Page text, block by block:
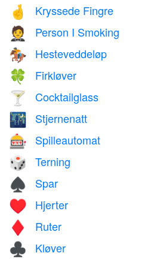
🤞 Kryssede Fingre
🤵 Person I Smoking
🏇 Hesteveddeløp
🍀 Firkløver
🍸 Cocktailglass
🌃 Stjernenatt
🎰 Spilleautomat
🎲 Terning
♠️ Spar
♥️ Hjerter
♦️ Ruter
♣️ Kløver